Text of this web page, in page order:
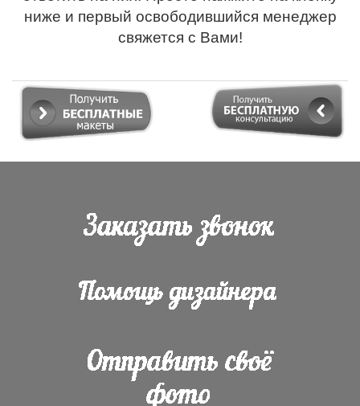
ниже и первый освободившийся менеджер
свяжется с Вами!